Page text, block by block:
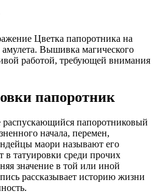
Цветка папоротника на
Вышивка магического
работой, требующей внимания
папоротник
распускающийся папоротниковый
начала, перемен,
маори называют его
в татуировки среди прочих
значение в той или иной
рассказывает историю жизни